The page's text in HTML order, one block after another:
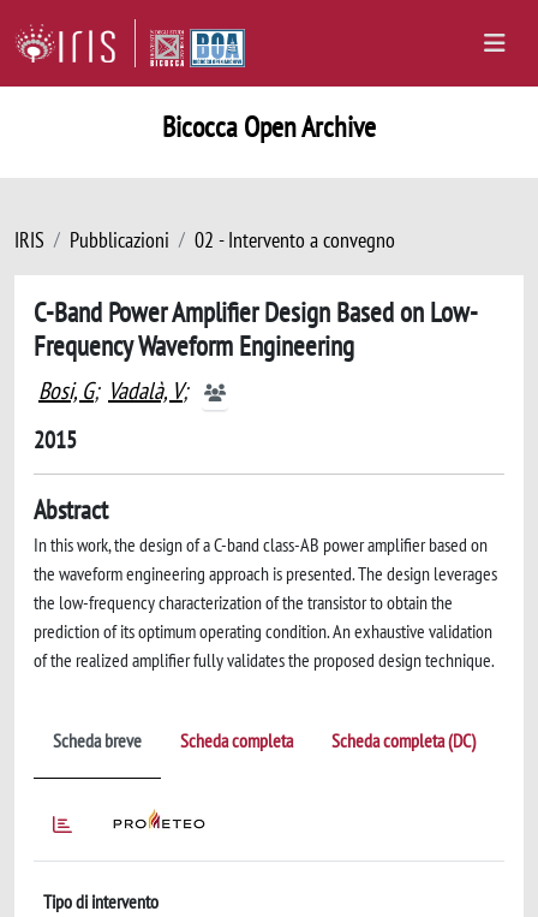
Bicocca Open Archive
IRIS Pubblicazioni 02 - Intervento a convegno
C-Band Power Amplifier Design Based on Low-
Frequency Waveform Engineering
Bosi, G; Vadalà, V;
2015
Abstract
In this work, the design of a C-band class-AB power amplifier based on
the waveform engineering approach is presented. The design leverages
the low-frequency characterization of the transistor to obtain the
prediction of its optimum operating condition. An exhaustive validation
of the realized amplifier fully validates the proposed design technique.
Scheda breve Scheda completa Scheda completa (DC)
Tipo di intervento